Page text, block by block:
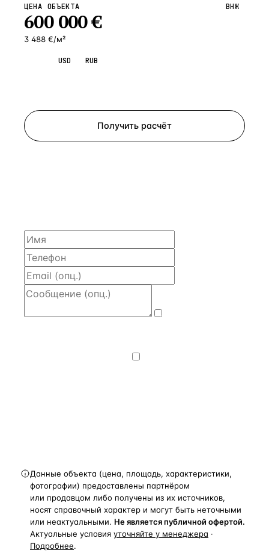
ЦЕНА ОБЪЕКТА
600 000€
3 488 €/м²
ВНЖ
USD RUB
Получить расчёт
Данные объекта (цена, площадь, характеристики,
фотографии) предоставлены партнёром
или продавцом либо получены из их источников,
носят справочный характер и могут быть неточными
или неактуальными. Не является публичной офертой.
Актуальные условия уточняйте у менеджера ·
Подробнее.